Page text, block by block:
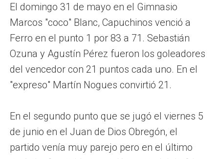
El domingo 31 de mayo en el Gimnasio
Marcos "coco" Blanc, Capuchinos venció a
Ferro en el punto 1 por 83 a 71. Sebastián
Ozuna y Agustín Pérez fueron los goleadores
del vencedor con 21 puntos cada uno. En el
"expreso" Martín Nogues convirtió 21.
En el segundo punto que se jugó el viernes 5
de junio en el Juan de Dios Obregón, el
partido venía muy parejo pero en el último